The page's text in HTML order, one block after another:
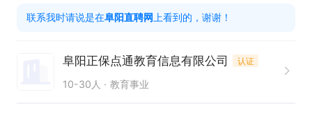
3、医药相关专业者优先。
福利待遇：节日福利、团建、生日福利等等
联系我时请说是在阜阳直聘网 上看到的，谢谢！
阜阳正保点通教育信息有限公司 认证
10-30人 教育事业